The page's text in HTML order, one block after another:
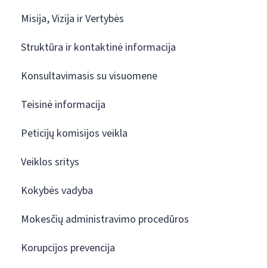
Misija, Vizija ir Vertybės
Struktūra ir kontaktinė informacija
Konsultavimasis su visuomene
Teisinė informacija
Peticijų komisijos veikla
Veiklos sritys
Kokybės vadyba
Mokesčių administravimo procedūros
Korupcijos prevencija